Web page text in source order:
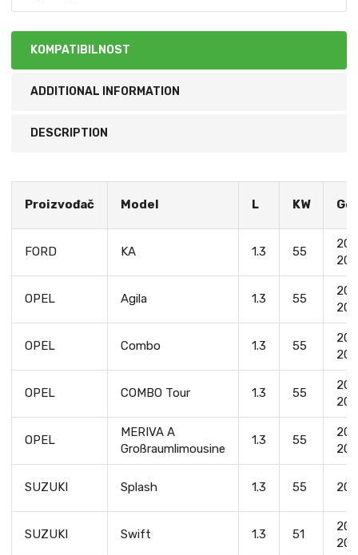
KOMPATIBILNOST
ADDITIONAL INFORMATION
DESCRIPTION
Proizvođač Model L KW
FORD KA 1.3 55
OPEL Agila 1.3 55
OPEL Combo 1.3 55
OPEL COMBO Tour 1.3 55
OPEL
MERIVA A
Großraumlimousine
1.3 55
SUZUKI Splash 1.3 55
SUZUKI Swift 1.3 51